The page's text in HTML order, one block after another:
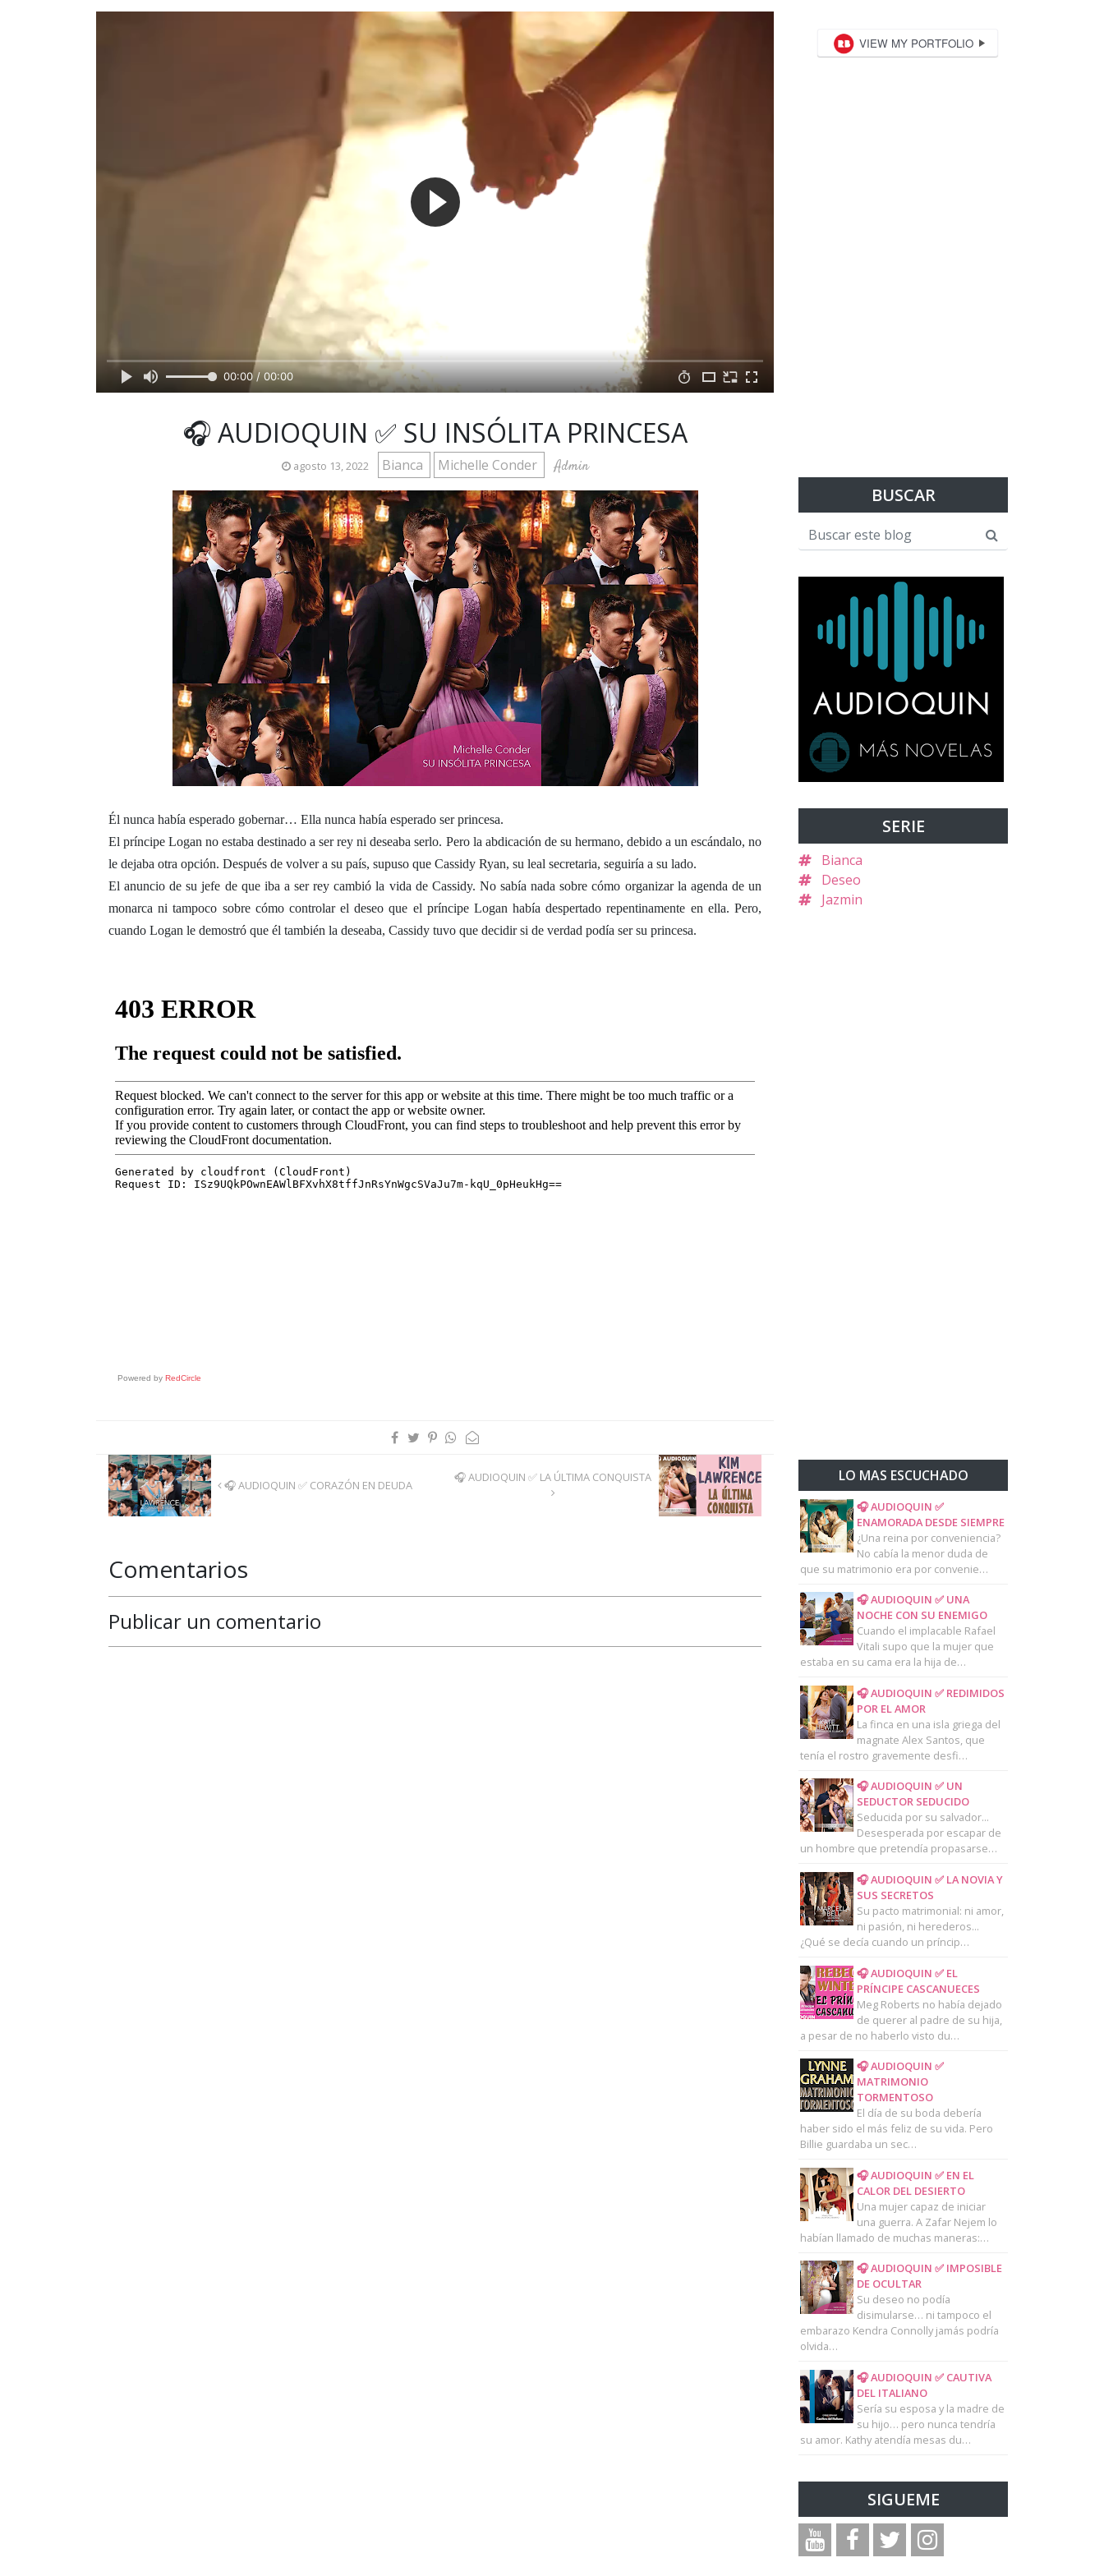
00:00 / 00:00
🎧 AUDIOQUIN ✅ SU INSÓLITA PRINCESA
agosto 13, 2022 Bianca Michelle Conder Admin
Él nunca había esperado gobernar… Ella nunca había esperado ser princesa.
El príncipe Logan no estaba destinado a ser rey ni deseaba serlo. Pero la abdicación de su hermano, debido a un escándalo, no
le dejaba otra opción. Después de volver a su país, supuso que Cassidy Ryan, su leal secretaria, seguiría a su lado.
El anuncio de su jefe de que iba a ser rey cambió la vida de Cassidy. No sabía nada sobre cómo organizar la agenda de un
monarca ni tampoco sobre cómo controlar el deseo que el príncipe Logan había despertado repentinamente en ella. Pero,
cuando Logan le demostró que él también la deseaba, Cassidy tuvo que decidir si de verdad podía ser su princesa.
Powered by RedCircle
🎧 AUDIOQUIN ✅ CORAZÓN EN DEUDA
🎧 AUDIOQUIN ✅ LA ÚLTIMA CONQUISTA
Comentarios
Publicar un comentario
BUSCAR
SERIE
Bianca
Deseo
Jazmin
LO MAS ESCUCHADO
🎧 AUDIOQUIN ✅
ENAMORADA DESDE SIEMPRE
¿Una reina por conveniencia?
No cabía la menor duda de
que su matrimonio era por convenie…
🎧 AUDIOQUIN ✅ UNA
NOCHE CON SU ENEMIGO
Cuando el implacable Rafael
Vitali supo que la mujer que
estaba en su cama era la hija de…
🎧 AUDIOQUIN ✅ REDIMIDOS
POR EL AMOR
La finca en una isla griega del
magnate Alex Santos, que
tenía el rostro gravemente desfi…
🎧 AUDIOQUIN ✅ UN
SEDUCTOR SEDUCIDO
Seducida por su salvador...
Desesperada por escapar de
un hombre que pretendía propasarse…
🎧 AUDIOQUIN ✅ LA NOVIA Y
SUS SECRETOS
Su pacto matrimonial: ni amor,
ni pasión, ni herederos...
¿Qué se decía cuando un príncip…
🎧 AUDIOQUIN ✅ EL
PRÍNCIPE CASCANUECES
Meg Roberts no había dejado
de querer al padre de su hija,
a pesar de no haberlo visto du…
🎧 AUDIOQUIN ✅
MATRIMONIO
TORMENTOSO
El día de su boda debería
haber sido el más feliz de su vida. Pero
Billie guardaba un sec…
🎧 AUDIOQUIN ✅ EN EL
CALOR DEL DESIERTO
Una mujer capaz de iniciar
una guerra. A Zafar Nejem lo
habían llamado de muchas maneras:…
🎧 AUDIOQUIN ✅ IMPOSIBLE
DE OCULTAR
Su deseo no podía
disimularse… ni tampoco el
embarazo Kendra Connolly jamás podría
olvida…
🎧 AUDIOQUIN ✅ CAUTIVA
DEL ITALIANO
Sería su esposa y la madre de
su hijo… pero nunca tendría
su amor. Kathy atendía mesas du…
SIGUEME